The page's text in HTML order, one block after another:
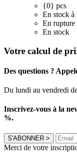
{0} pcs
En stock
En rupture
En stock
Votre calcul de
Des questions ?
Du lundi au vendredi
Inscrivez-vous à la
%.
S'ABONNER >
Merci de votre